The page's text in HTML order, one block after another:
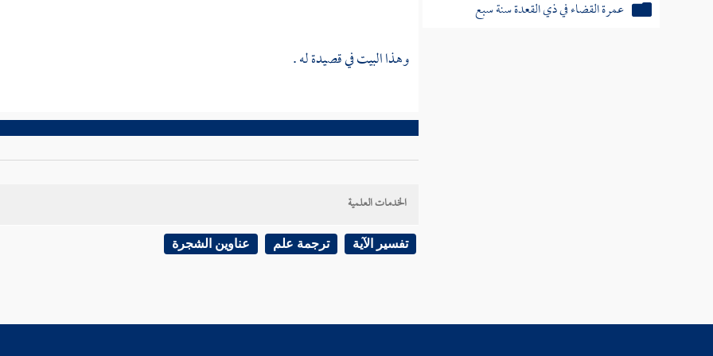
عمرة القضاء في ذي القعدة سنة سبع
وهذا البيت في قصيدة له .
الخدمات العلمية
تفسير الآية ترجمة علم عناوين الشجرة